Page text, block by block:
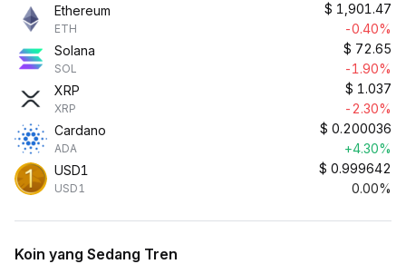
Ethereum
ETH
$ 1,901.47
-0.40%
Solana
SOL
$ 72.65
-1.90%
XRP
XRP
$ 1.037
-2.30%
Cardano
ADA
$ 0.200036
+4.30%
USD1
USD1
$ 0.999642
0.00%
Koin yang Sedang Tren